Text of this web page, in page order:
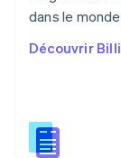
dans le
Découvrir
English
Português
English
Roumanie